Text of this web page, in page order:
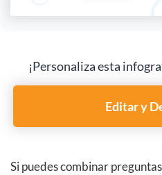
¡Personaliza esta
Editar y
Si puedes combinar